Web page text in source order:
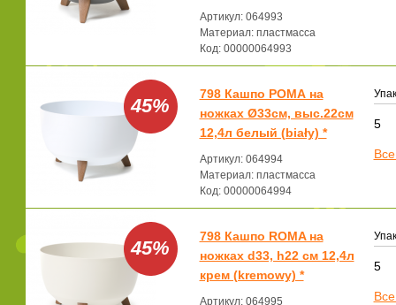
Артикул: 064993
Материал: пластмасса
Код: 00000064993
45%
798 Кашпо РОМА на
ножках Ø33см, выс.22см
12,4л белый (biały) *
Артикул: 064994
Материал: пластмасса
Код: 00000064994
5
45%
798 Кашпо ROMA на
ножках d33, h22 см 12,4л
крем (kremowy) *
Артикул: 064995
5